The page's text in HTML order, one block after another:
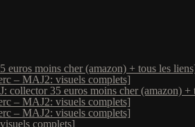
moins cher (amazon) + tous les
– MAJ2: visuels complets]
35 euros moins cher (amazon) +
– MAJ2: visuels complets]
– MAJ2: visuels complets]
complets]